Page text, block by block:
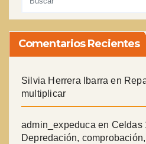
Comentarios Recientes
Silvia Herrera Ibarra en
multiplicar
admin_expeduca en Celdas
Depredación,